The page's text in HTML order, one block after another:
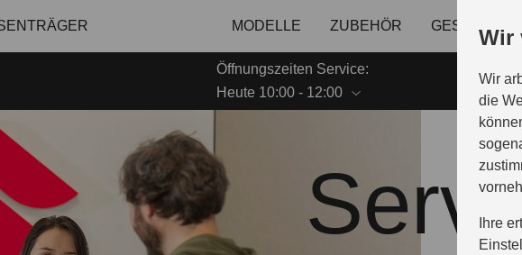
Wir
Wir
die
Ihre
MODELLE ZUBEHÖR
Öffnungszeiten Service:
Heute 10:00 - 12:00